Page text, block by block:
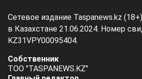
Сетевое издание Taspanews.kz
в Казахстане 21.06.2024. Номер
KZ31VPY00095404.
Собственник
ТОО "TASPANEWS.KZ"